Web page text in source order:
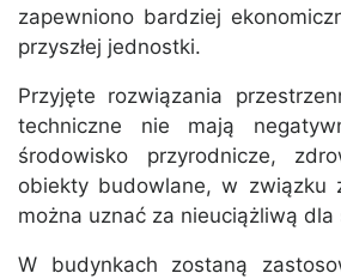
zapewniono bardziej
przyszłej jednostki.
Przyjęte rozwiązania
techniczne nie mają
środowisko przyrodnicze,
obiekty budowlane, w związku
można uznać za nieuciążliwą dla
W budynkach zostaną